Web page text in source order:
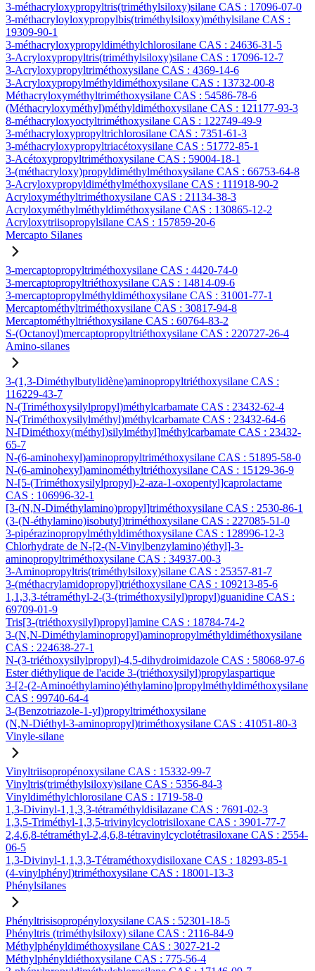
3-méthacryloxypropyltris(triméthylsiloxy)silane CAS : 17096-07-0
3-méthacryloyloxypropylbis(triméthylsiloxy)méthylsilane CAS :
19309-90-1
3-méthacryloxypropyldiméthylchlorosilane CAS : 24636-31-5
3-Acryloxypropyltris(triméthylsiloxy)silane CAS : 17096-12-7
3-Acryloxypropyltriméthoxysilane CAS : 4369-14-6
3-Acryloxypropylméthyldiméthoxysilane CAS : 13732-00-8
Méthacryloxyméthyltriméthoxysilane CAS : 54586-78-6
(Méthacryloxyméthyl)méthyldiméthoxysilane CAS : 121177-93-3
8-méthacryloxyoctyltriméthoxysilane CAS : 122749-49-9
3-méthacryloxypropyltrichlorosilane CAS : 7351-61-3
3-méthacryloxypropyltriacétoxysilane CAS : 51772-85-1
3-Acétoxypropyltriméthoxysilane CAS : 59004-18-1
3-(méthacryloxy)propyldiméthylméthoxysilane CAS : 66753-64-8
3-Acryloxypropyldiméthylméthoxysilane CAS : 111918-90-2
Acryloxyméthyltriméthoxysilane CAS : 21134-38-3
Acryloxyméthylméthyldiméthoxysilane CAS : 130865-12-2
Acryloxytriisopropylsilane CAS : 157859-20-6
Mercapto Silanes
3-mercaptopropyltriméthoxysilane CAS : 4420-74-0
3-mercaptopropyltriéthoxysilane CAS : 14814-09-6
3-mercaptopropylméthyldiméthoxysilane CAS : 31001-77-1
Mercaptométhyltriméthoxysilane CAS : 30817-94-8
Mercaptométhyltriéthoxysilane CAS : 60764-83-2
S-(Octanoyl)mercaptopropyltriéthoxysilane CAS : 220727-26-4
Amino-silanes
3-(1,3-Diméthylbutylidène)aminopropyltriéthoxysilane CAS :
116229-43-7
N-(Triméthoxysilylpropyl)méthylcarbamate CAS : 23432-62-4
N-(Triméthoxysilylméthyl)méthylcarbamate CAS : 23432-64-6
N-[Diméthoxy(méthyl)silylméthyl]méthylcarbamate CAS : 23432-
65-7
N-(6-aminohexyl)aminopropyltriméthoxysilane CAS : 51895-58-0
N-(6-aminohexyl)aminométhyltriéthoxysilane CAS : 15129-36-9
N-[5-(Triméthoxysilylpropyl)-2-aza-1-oxopentyl]caprolactame
CAS : 106996-32-1
[3-(N,N-Diméthylamino)propyl]triméthoxysilane CAS : 2530-86-1
(3-(N-éthylamino)isobutyl)triméthoxysilane CAS : 227085-51-0
3-pipérazinopropylméthyldiméthoxysilane CAS : 128996-12-3
Chlorhydrate de N-[2-(N-Vinylbenzylamino)éthyl]-3-
aminopropyltriméthoxysilane CAS : 34937-00-3
3-Aminopropyltris(triméthylsiloxy)silane CAS : 25357-81-7
3-(méthacrylamidopropyl)triéthoxysilane CAS : 109213-85-6
1,1,3,3-tétraméthyl-2-(3-(triméthoxysilyl)propyl)guanidine CAS :
69709-01-9
Tris[3-(triéthoxysilyl)propyl]amine CAS : 18784-74-2
3-(N,N-Diméthylaminopropyl)aminopropylméthyldiméthoxysilane
CAS : 224638-27-1
N-(3-triéthoxysilylpropyl)-4,5-dihydroimidazole CAS : 58068-97-6
Ester diéthylique de l'acide 3-(triéthoxysilyl)propylaspartique
3-[2-(2-Aminoéthylamino)éthylamino]propylméthyldiméthoxysilane
CAS : 99740-64-4
3-(Benzotriazole-1-yl)propyltriméthoxysilane
(N,N-Diéthyl-3-aminopropyl)triméthoxysilane CAS : 41051-80-3
Vinyle-silane
Vinyltriisopropénoxysilane CAS : 15332-99-7
Vinyltris(triméthylsiloxy)silane CAS : 5356-84-3
Vinyldiméthylchlorosilane CAS : 1719-58-0
1,3-Divinyl-1,1,3,3-tétraméthyldisilazane CAS : 7691-02-3
1,3,5-Triméthyl-1,3,5-trivinylcyclotrisiloxane CAS : 3901-77-7
2,4,6,8-tétraméthyl-2,4,6,8-tétravinylcyclotétrasiloxane CAS : 2554-
06-5
1,3-Divinyl-1,1,3,3-Tétraméthoxydisiloxane CAS : 18293-85-1
(4-vinylphényl)triméthoxysilane CAS : 18001-13-3
Phénylsilanes
Phényltrisisopropényloxysilane CAS : 52301-18-5
Phényltris (triméthylsiloxy) silane CAS : 2116-84-9
Méthylphényldiméthoxysilane CAS : 3027-21-2
Méthylphényldiéthoxysilane CAS : 775-56-4